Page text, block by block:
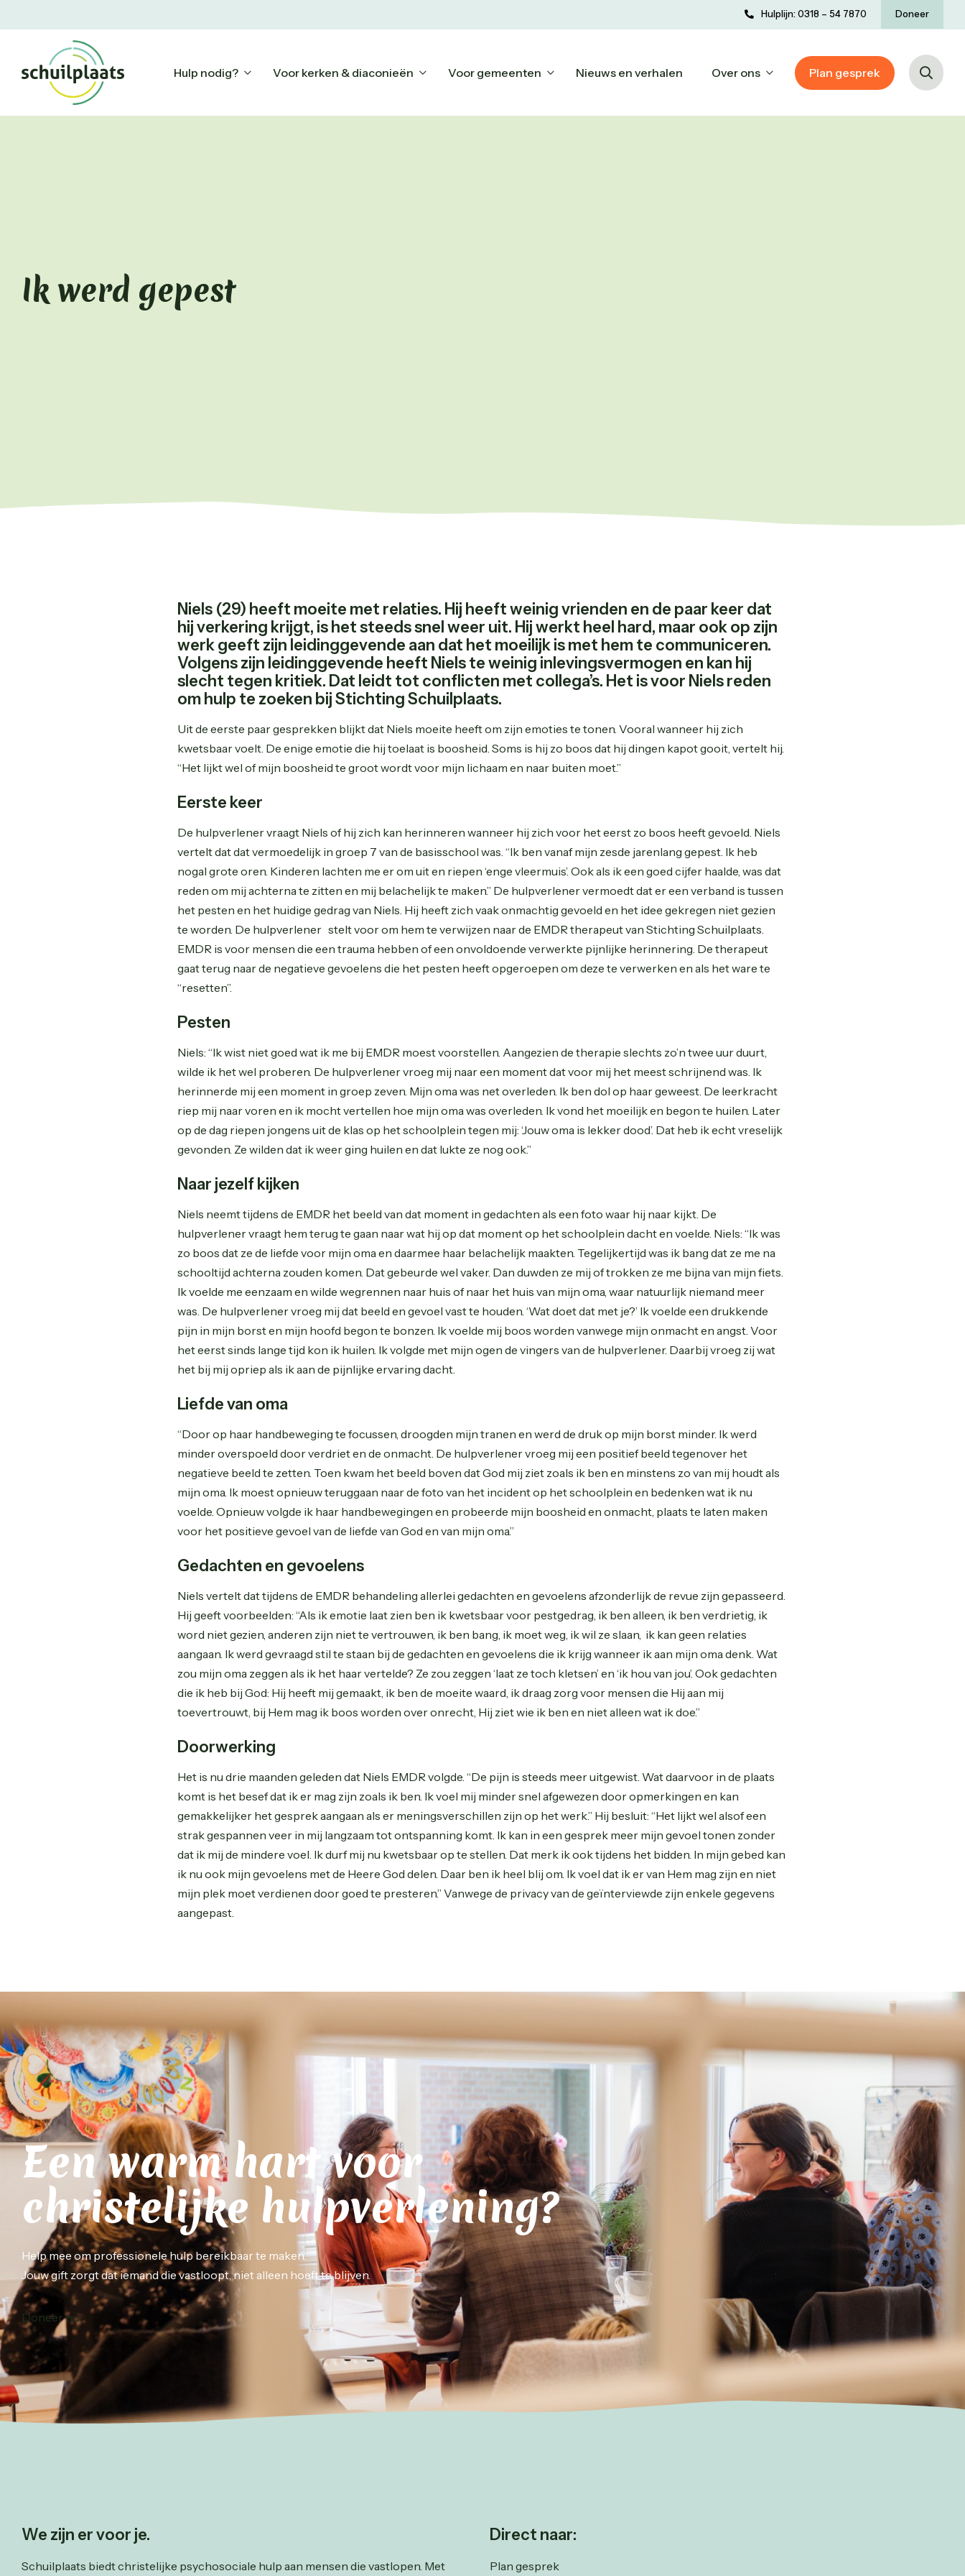
Hulplijn: 0318 – 54 7870 Doneer
Hulp nodig? Voor kerken & diaconieën Voor gemeenten Nieuws en verhalen Over ons Plan gesprek
Ik werd gepest
Niels (29) heeft moeite met relaties. Hij heeft weinig vrienden en de paar keer dat
hij verkering krijgt, is het steeds snel weer uit. Hij werkt heel hard, maar ook op zijn
werk geeft zijn leidinggevende aan dat het moeilijk is met hem te communiceren.
Volgens zijn leidinggevende heeft Niels te weinig inlevingsvermogen en kan hij
slecht tegen kritiek. Dat leidt tot conflicten met collega’s. Het is voor Niels reden
om hulp te zoeken bij Stichting Schuilplaats.
Uit de eerste paar gesprekken blijkt dat Niels moeite heeft om zijn emoties te tonen. Vooral wanneer hij zich
kwetsbaar voelt. De enige emotie die hij toelaat is boosheid. Soms is hij zo boos dat hij dingen kapot gooit, vertelt hij.
“Het lijkt wel of mijn boosheid te groot wordt voor mijn lichaam en naar buiten moet.”
Eerste keer
De hulpverlener vraagt Niels of hij zich kan herinneren wanneer hij zich voor het eerst zo boos heeft gevoeld. Niels
vertelt dat dat vermoedelijk in groep 7 van de basisschool was. “Ik ben vanaf mijn zesde jarenlang gepest. Ik heb
nogal grote oren. Kinderen lachten me er om uit en riepen ‘enge vleermuis’. Ook als ik een goed cijfer haalde, was dat
reden om mij achterna te zitten en mij belachelijk te maken.” De hulpverlener vermoedt dat er een verband is tussen
het pesten en het huidige gedrag van Niels. Hij heeft zich vaak onmachtig gevoeld en het idee gekregen niet gezien
te worden. De hulpverlener stelt voor om hem te verwijzen naar de EMDR therapeut van Stichting Schuilplaats.
EMDR is voor mensen die een trauma hebben of een onvoldoende verwerkte pijnlijke herinnering. De therapeut
gaat terug naar de negatieve gevoelens die het pesten heeft opgeroepen om deze te verwerken en als het ware te
“resetten”.
Pesten
Niels: “Ik wist niet goed wat ik me bij EMDR moest voorstellen. Aangezien de therapie slechts zo’n twee uur duurt,
wilde ik het wel proberen. De hulpverlener vroeg mij naar een moment dat voor mij het meest schrijnend was. Ik
herinnerde mij een moment in groep zeven. Mijn oma was net overleden. Ik ben dol op haar geweest. De leerkracht
riep mij naar voren en ik mocht vertellen hoe mijn oma was overleden. Ik vond het moeilijk en begon te huilen. Later
op de dag riepen jongens uit de klas op het schoolplein tegen mij: ‘Jouw oma is lekker dood’. Dat heb ik echt vreselijk
gevonden. Ze wilden dat ik weer ging huilen en dat lukte ze nog ook.”
Naar jezelf kijken
Niels neemt tijdens de EMDR het beeld van dat moment in gedachten als een foto waar hij naar kijkt. De
hulpverlener vraagt hem terug te gaan naar wat hij op dat moment op het schoolplein dacht en voelde. Niels: “Ik was
zo boos dat ze de liefde voor mijn oma en daarmee haar belachelijk maakten. Tegelijkertijd was ik bang dat ze me na
schooltijd achterna zouden komen. Dat gebeurde wel vaker. Dan duwden ze mij of trokken ze me bijna van mijn fiets.
Ik voelde me eenzaam en wilde wegrennen naar huis of naar het huis van mijn oma, waar natuurlijk niemand meer
was. De hulpverlener vroeg mij dat beeld en gevoel vast te houden. ‘Wat doet dat met je?’ Ik voelde een drukkende
pijn in mijn borst en mijn hoofd begon te bonzen. Ik voelde mij boos worden vanwege mijn onmacht en angst. Voor
het eerst sinds lange tijd kon ik huilen. Ik volgde met mijn ogen de vingers van de hulpverlener. Daarbij vroeg zij wat
het bij mij opriep als ik aan de pijnlijke ervaring dacht.
Liefde van oma
“Door op haar handbeweging te focussen, droogden mijn tranen en werd de druk op mijn borst minder. Ik werd
minder overspoeld door verdriet en de onmacht. De hulpverlener vroeg mij een positief beeld tegenover het
negatieve beeld te zetten. Toen kwam het beeld boven dat God mij ziet zoals ik ben en minstens zo van mij houdt als
mijn oma. Ik moest opnieuw teruggaan naar de foto van het incident op het schoolplein en bedenken wat ik nu
voelde. Opnieuw volgde ik haar handbewegingen en probeerde mijn boosheid en onmacht, plaats te laten maken
voor het positieve gevoel van de liefde van God en van mijn oma.”
Gedachten en gevoelens
Niels vertelt dat tijdens de EMDR behandeling allerlei gedachten en gevoelens afzonderlijk de revue zijn gepasseerd.
Hij geeft voorbeelden: “Als ik emotie laat zien ben ik kwetsbaar voor pestgedrag, ik ben alleen, ik ben verdrietig, ik
word niet gezien, anderen zijn niet te vertrouwen, ik ben bang, ik moet weg, ik wil ze slaan, ik kan geen relaties
aangaan. Ik werd gevraagd stil te staan bij de gedachten en gevoelens die ik krijg wanneer ik aan mijn oma denk. Wat
zou mijn oma zeggen als ik het haar vertelde? Ze zou zeggen ‘laat ze toch kletsen’ en ‘ik hou van jou’. Ook gedachten
die ik heb bij God: Hij heeft mij gemaakt, ik ben de moeite waard, ik draag zorg voor mensen die Hij aan mij
toevertrouwt, bij Hem mag ik boos worden over onrecht, Hij ziet wie ik ben en niet alleen wat ik doe.”
Doorwerking
Het is nu drie maanden geleden dat Niels EMDR volgde. “De pijn is steeds meer uitgewist. Wat daarvoor in de plaats
komt is het besef dat ik er mag zijn zoals ik ben. Ik voel mij minder snel afgewezen door opmerkingen en kan
gemakkelijker het gesprek aangaan als er meningsverschillen zijn op het werk.” Hij besluit: “Het lijkt wel alsof een
strak gespannen veer in mij langzaam tot ontspanning komt. Ik kan in een gesprek meer mijn gevoel tonen zonder
dat ik mij de mindere voel. Ik durf mij nu kwetsbaar op te stellen. Dat merk ik ook tijdens het bidden. In mijn gebed kan
ik nu ook mijn gevoelens met de Heere God delen. Daar ben ik heel blij om. Ik voel dat ik er van Hem mag zijn en niet
mijn plek moet verdienen door goed te presteren.” Vanwege de privacy van de geïnterviewde zijn enkele gegevens
aangepast.
Een warm hart voor
christelijke hulpverlening?
Help mee om professionele hulp bereikbaar te maken.
Jouw gift zorgt dat iemand die vastloopt, niet alleen hoeft te blijven.
Doneer nu
We zijn er voor je.
Schuilplaats biedt christelijke psychosociale hulp aan mensen die vastlopen. Met
Direct naar:
Plan gesprek